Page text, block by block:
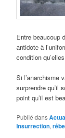
Entre beaucoup
antidote à
condition
Si l’anarchisme
surprendre qu’il
point qu’il est
Publié dans
Insurrection,